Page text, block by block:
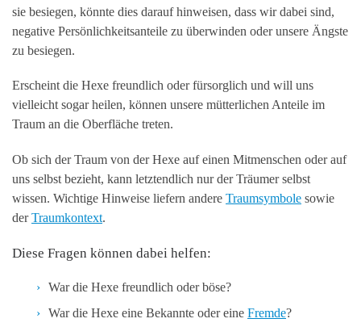
sie besiegen, könnte dies darauf hinweisen, dass wir dabei sind,
negative Persönlichkeitsanteile zu überwinden oder unsere Ängste
zu besiegen.
Erscheint die Hexe freundlich oder fürsorglich und will uns
vielleicht sogar heilen, können unsere mütterlichen Anteile im
Traum an die Oberfläche treten.
Ob sich der Traum von der Hexe auf einen Mitmenschen oder auf
uns selbst bezieht, kann letztendlich nur der Träumer selbst
wissen. Wichtige Hinweise liefern andere Traumsymbole sowie
derTraumkontext.
Diese Fragen können dabei helfen:
War die Hexe freundlich oder böse?
War die Hexe eine Bekannte oder eine Fremde?